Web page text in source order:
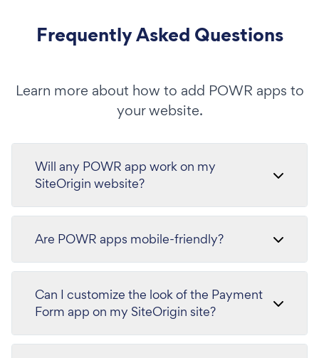
Frequently Asked Questions
Learn more about how to add POWR apps to
your website.
Will any POWR app work on my
SiteOrigin website?
Are POWR apps mobile-friendly?
Can I customize the look of the Payment
Form app on my SiteOrigin site?